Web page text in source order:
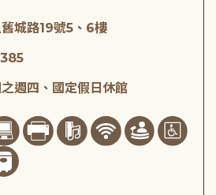
城路19號5、6樓
週四、國定假日休館